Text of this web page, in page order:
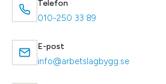
Telefon
010-250 33 89
E-post
info@arbetslagbygg.se